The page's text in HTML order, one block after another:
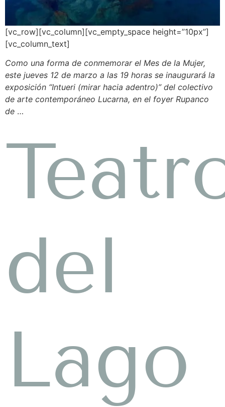
[vc_row][vc_column][vc_empty_space height=”10px”]
[vc_column_text]
Como una forma de conmemorar el Mes de la Mujer,
este jueves 12 de marzo a las 19 horas se inaugurará la
exposición “Intueri (mirar hacia adentro)” del colectivo
de arte contemporáneo Lucarna, en el foyer Rupanco
de …
del
Lago